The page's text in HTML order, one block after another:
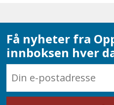
Få nyheter fra
innboksen hver